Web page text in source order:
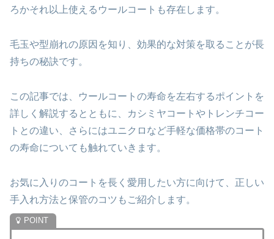
ろかそれ以上使えるウールコートも存在します。
毛玉や型崩れの原因を知り、効果的な対策を取ることが長
持ちの秘訣です。
この記事では、ウールコートの寿命を左右するポイントを
詳しく解説するとともに、カシミヤコートやトレンチコー
トとの違い、さらにはユニクロなど手軽な価格帯のコート
の寿命についても触れていきます。
お気に入りのコートを長く愛用したい方に向けて、正しい
手入れ方法と保管のコツもご紹介します。